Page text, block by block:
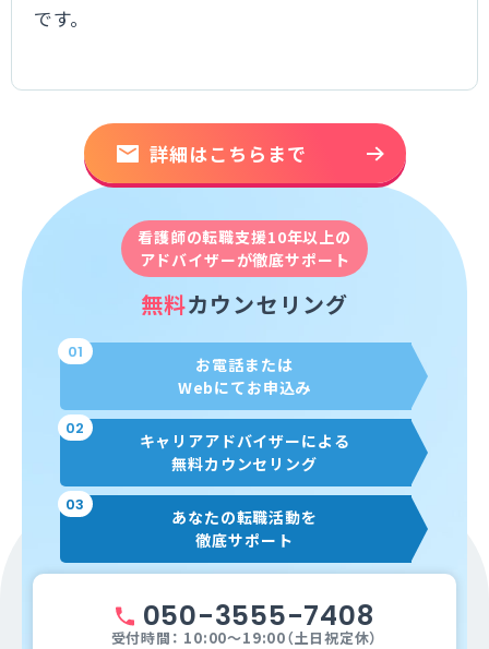
です。
詳細はこちらまで
看護師の転職支援10年以上の
アドバイザーが徹底サポート
無料カウンセリング
01
お電話または
Webにてお申込み
02
キャリアアドバイザーによる
無料カウンセリング
03
あなたの転職活動を
徹底サポート
050-3555-7408
受付時間： 10:00～19:00（土日祝定休）